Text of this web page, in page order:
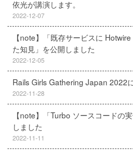
依光が講演します。
2022-12-07
【note】「既存サービスに
た知見」を公開しました
2022-12-05
Rails Girls Gathering Japan 2022
2022-11-28
【note】「Turbo ソースコードの
しました
2022-11-11